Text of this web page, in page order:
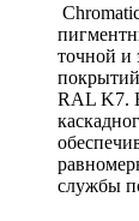
точной и
RAL K7.
службы